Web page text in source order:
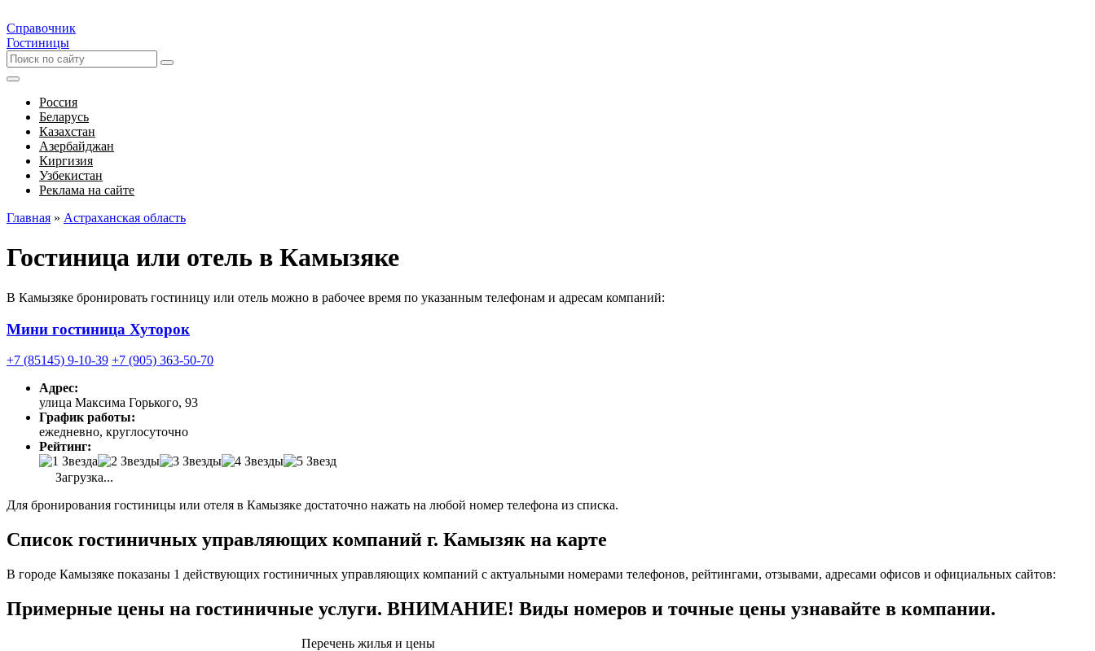
Справочник
Гостиницы
Россия
Беларусь
Казахстан
Азербайджан
Киргизия
Узбекистан
Реклама на сайте
Главная » Астраханская область
Гостиница или отель в Камызяке
В Камызяке бронировать гостиницу или отель можно в рабочее время по указанным телефонам и адресам компаний:
Мини гостиница Хуторок
+7 (85145) 9-10-39 +7 (905) 363-50-70
Адрес:
улица Максима Горького, 93
График работы:
ежедневно, круглосуточно
Рейтинг:
Загрузка...
Для бронирования гостиницы или отеля в Камызяке достаточно нажать на любой номер телефона из списка.
Список гостиничных управляющих компаний г. Камызяк на карте
В городе Камызяке показаны 1 действующих гостиничных управляющих компаний с актуальными номерами телефонов, рейтингами, отзывами, адресами офисов и официальных сайтов:
Примерные цены на гостиничные услуги. ВНИМАНИЕ! Виды номеров и точные цены узнавайте в компании.
Перечень жилья и цены